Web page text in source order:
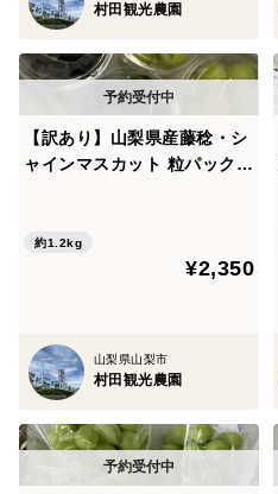
村田観光農園
【訳あり】山梨県産藤稔・シ
ャインマスカット 粒パック3
約1.2kg
¥2,350
山梨県山梨市
村田観光農園